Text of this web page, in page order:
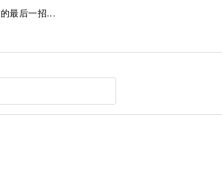
最后一招...